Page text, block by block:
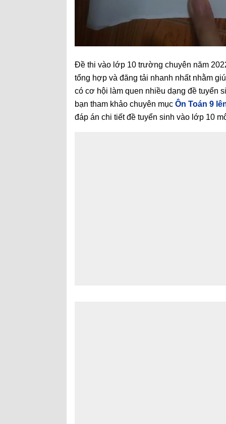
Đề thi vào lớp 10 trường chuyên năm
tổng hợp và đăng tải nhanh nhất nhằm
có cơ hội làm quen nhiều dạng đề tuyển
bạn tham khảo chuyên mục Ôn Toán 9
đáp án chi tiết đề tuyển sinh vào lớp 10